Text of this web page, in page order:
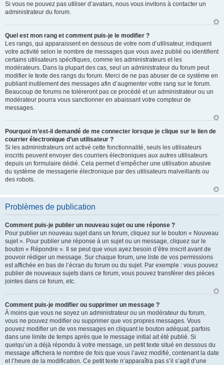
Si vous ne pouvez pas utiliser d’avatars, nous vous invitons à contacter un
administrateur du forum.
Quel est mon rang et comment puis-je le modifier ?
Les rangs, qui apparaissent en dessous de votre nom d’utilisateur, indiquent
votre activité selon le nombre de messages que vous avez publié ou identifient
certains utilisateurs spécifiques, comme les administrateurs et les
modérateurs. Dans la plupart des cas, seul un administrateur du forum peut
modifier le texte des rangs du forum. Merci de ne pas abuser de ce système en
publiant inutilement des messages afin d’augmenter votre rang sur le forum.
Beaucoup de forums ne toléreront pas ce procédé et un administrateur ou un
modérateur pourra vous sanctionner en abaissant votre compteur de
messages.
Pourquoi m’est-il demandé de me connecter lorsque je clique sur le lien de
courrier électronique d’un utilisateur ?
Si les administrateurs ont activé cette fonctionnalité, seuls les utilisateurs
inscrits peuvent envoyer des courriers électroniques aux autres utilisateurs
depuis un formulaire dédié. Cela permet d’empêcher une utilisation abusive
du système de messagerie électronique par des utilisateurs malveillants ou
des robots.
Problèmes de publication
Comment puis-je publier un nouveau sujet ou une réponse ?
Pour publier un nouveau sujet dans un forum, cliquez sur le bouton « Nouveau
sujet ». Pour publier une réponse à un sujet ou un message, cliquez sur le
bouton « Répondre ». Il se peut que vous ayez besoin d’être inscrit avant de
pouvoir rédiger un message. Sur chaque forum, une liste de vos permissions
est affichée en bas de l’écran du forum ou du sujet. Par exemple : vous pouvez
publier de nouveaux sujets dans ce forum, vous pouvez transférer des pièces
jointes dans ce forum, etc.
Comment puis-je modifier ou supprimer un message ?
À moins que vous ne soyez un administrateur ou un modérateur du forum,
vous ne pouvez modifier ou supprimer que vos propres messages. Vous
pouvez modifier un de vos messages en cliquant le bouton adéquat, parfois
dans une limite de temps après que le message initial ait été publié. Si
quelqu’un a déjà répondu à votre message, un petit texte situé en dessous du
message affichera le nombre de fois que vous l’avez modifié, contenant la date
et l’heure de la modification. Ce petit texte n’apparaîtra pas s’il s’agit d’une